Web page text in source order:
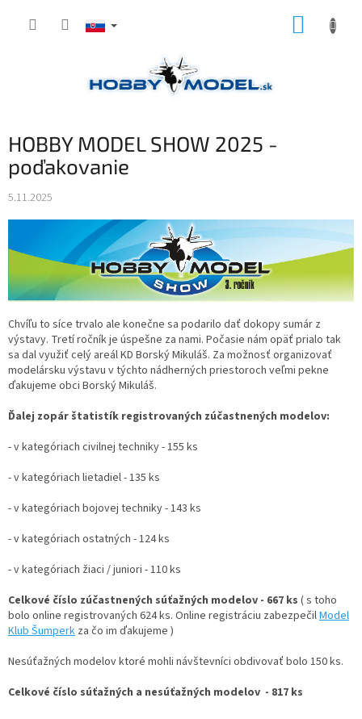
HOBBY MODEL SHOW 2025 -
poďakovanie
5.11.2025
Chvíľu to síce trvalo ale konečne sa podarilo dať dokopy sumár z
výstavy. Tretí ročník je úspešne za nami. Počasie nám opäť prialo tak
sa dal využiť celý areál KD Borský Mikuláš. Za možnosť organizovať
modelársku výstavu v týchto nádherných priestoroch veľmi pekne
ďakujeme obci Borský Mikuláš.
Ďalej zopár štatistík registrovaných zúčastnených modelov:
- v kategóriach civilnej techniky - 155 ks
- v kategóriach lietadiel - 135 ks
- v kategóriach bojovej techniky - 143 ks
- v kategóriach ostatných - 124 ks
- v kategóriach žiaci / juniori - 110 ks
Celkové číslo zúčastnených súťažných modelov - 667 ks ( s toho
bolo online registrovaných 624 ks. Online registráciu zabezpečilModel
Klub Šumperk za čo im ďakujeme )
Nesúťažných modelov ktoré mohli návštevníci obdivovať bolo 150 ks.
Celkové číslo súťažných a nesúťažných modelov - 817 ks